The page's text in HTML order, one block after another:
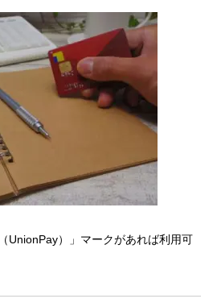
UnionPay）」マークがあれば利用可